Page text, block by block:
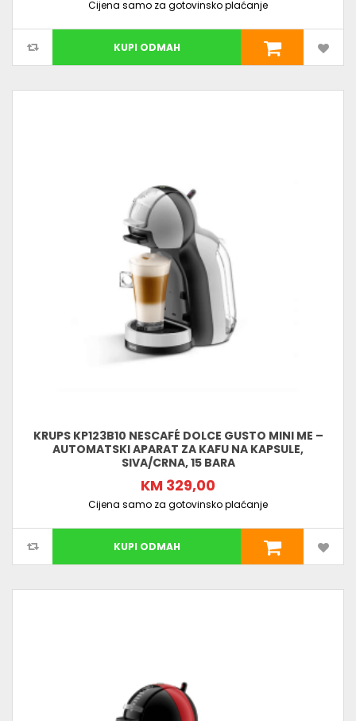
Cijena samo za gotovinsko plaćanje
KUPI ODMAH
KRUPS KP123B10 NESCAFÉ DOLCE GUSTO MINI ME –
AUTOMATSKI APARAT ZA KAFU NA KAPSULE,
SIVA/CRNA, 15 BARA
KM 329,00
Cijena samo za gotovinsko plaćanje
KUPI ODMAH